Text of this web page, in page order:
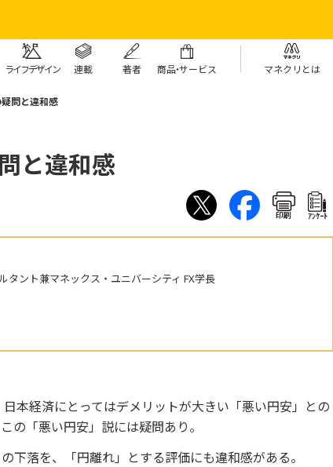
ライフデザイン 連載 著者 商品・サービス マネクリとは
疑問と違和感
と違和感
印刷 ｱﾝｹｰﾄ
タント兼マネックス・ユニバーシティ FX学長
本経済にとってはデメリットが大きい「悪い円安」との
の「悪い円安」説には疑問あり。
下落を、「円離れ」とする評価にも違和感がある。